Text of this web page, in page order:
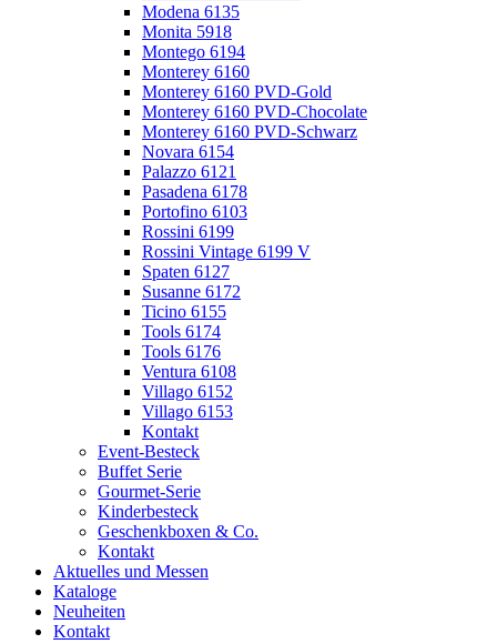
Modena 6135
Monita 5918
Montego 6194
Monterey 6160
Monterey 6160 PVD-Gold
Monterey 6160 PVD-Chocolate
Monterey 6160 PVD-Schwarz
Novara 6154
Palazzo 6121
Pasadena 6178
Portofino 6103
Rossini 6199
Rossini Vintage 6199 V
Spaten 6127
Susanne 6172
Ticino 6155
Tools 6174
Tools 6176
Ventura 6108
Villago 6152
Villago 6153
Kontakt
Event-Besteck
Buffet Serie
Gourmet-Serie
Kinderbesteck
Geschenkboxen & Co.
Kontakt
Aktuelles und Messen
Kataloge
Neuheiten
Kontakt